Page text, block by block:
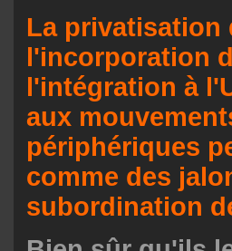
La privatisation
l'incorporation
l'intégration à
aux
périphériques
comme des
subordination